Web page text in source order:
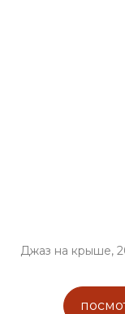
Джаз на крыше,